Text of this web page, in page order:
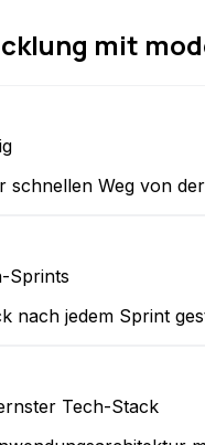
mit
schnellen Weg von
Sprints
nach jedem Sprint
Tech-Stack